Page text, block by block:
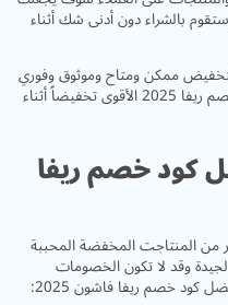
بالشراء دون أدنى شك أثناء
ممكن ومتاح وموثوق وفوري
وكل ذلك عن طريق الحصول على كوبون خصم ريفا 2025 الأقوى تخفيضاً أثناء
كود خصم ريفا
المنتاجت المخفضة المحببة
وقد لا تكون الخصومات
كود خصم ريفا فاشون 2025: